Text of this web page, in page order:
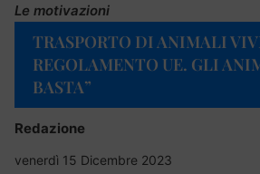
Le motivazioni
TRASPORTO DI ANIMALI
REGOLAMENTO UE. GLI
BASTA”
Redazione
venerdì 15 Dicembre 2023